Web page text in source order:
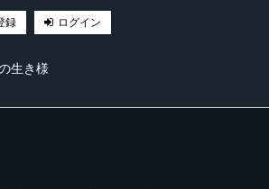
録 ログイン
生き様